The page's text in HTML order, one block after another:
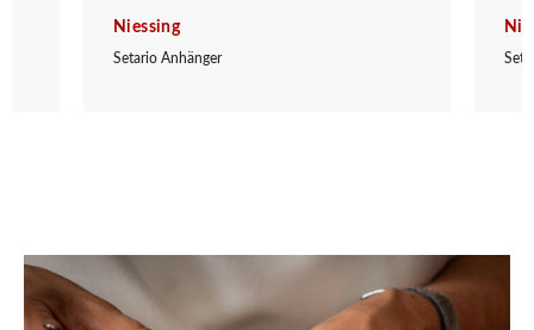
Niessing
Setario Anhänger